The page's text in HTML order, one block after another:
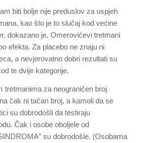
biti bolje nije preduslov za uspjeh
kao što je to slučaj kod većine
dokazano je, Omerovićevi tretmani
efekta. Za placebo ne znaju ni
a nevjerovatno dobri rezultati su
te dvije kategorije.
tretmanima za neograničen broj
čak ni tačan broj, a kamoli da se
su dobrodošli da testiraju
Čak i osobe oboljele od
su dobrodošle. (Osobama